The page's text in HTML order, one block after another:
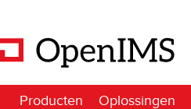
Producten Oplossingen